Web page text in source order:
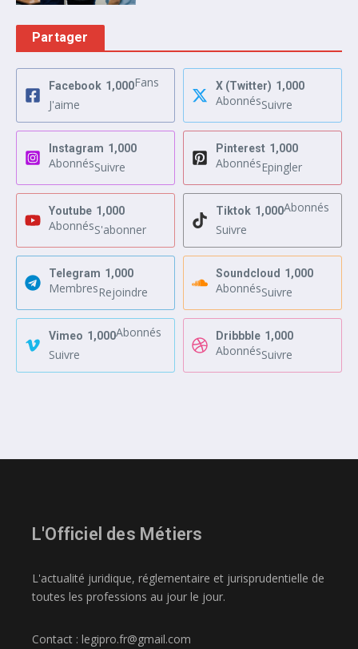
Partager
Facebook 1,000Fans
J'aime
X (Twitter) 1,000
AbonnésSuivre
Instagram 1,000
AbonnésSuivre
Pinterest 1,000
AbonnésEpingler
Youtube 1,000
AbonnésS'abonner
Tiktok 1,000Abonnés
Suivre
Telegram 1,000
MembresRejoindre
Soundcloud 1,000
AbonnésSuivre
Vimeo 1,000Abonnés
Suivre
Dribbble 1,000
AbonnésSuivre
L'Officiel des Métiers
L'actualité juridique, réglementaire et jurisprudentielle de
toutes les professions au jour le jour.
Contact : legipro.fr@gmail.com